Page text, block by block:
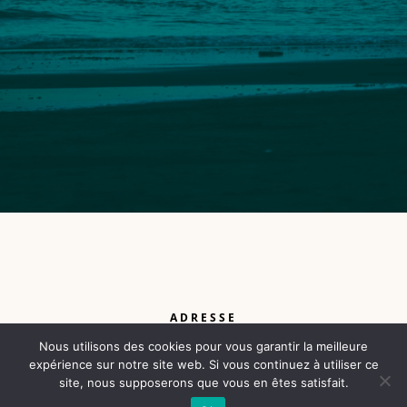
ADRESSE
3 bis rue de La Fontaine
17290 Thairé
Nous utilisons des cookies pour vous garantir la meilleure
expérience sur notre site web. Si vous continuez à utiliser ce
site, nous supposerons que vous en êtes satisfait.